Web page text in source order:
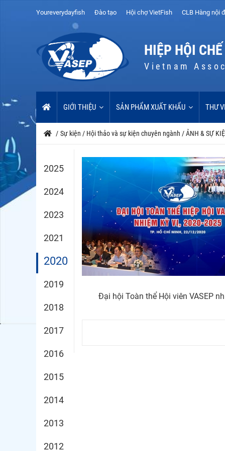
Youreverydayfish Đào tạo Hội chợ VietFish CLB Hàng nội
HIỆP HỘI
Vietnam
GIỚI THIỆU SẢN PHẨM XUẤT KHẨU THƯ
/ Sự kiện / Hội thảo và sự kiện chuyên ngành /ẢNH & SỰ
2025
2024
2023
2021
2020
2019
2018
2017
2016
2015
2014
2013
2012
Đại hội Toàn thể Hội viên VASEP